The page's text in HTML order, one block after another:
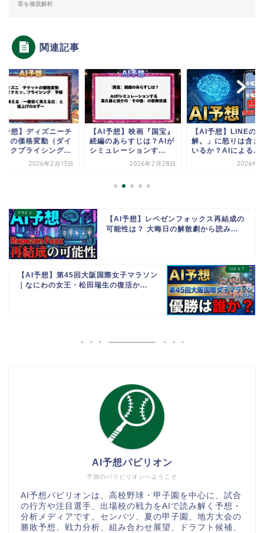
章を徹底解析
関連記事
予想】ディズニーチ
トの価格変動（ダイ
ックプライシング...
2026年2月13日
【AI予想】映画『国宝』
続編のあらすじは？AIが
シミュレーションす...
2026年2月28日
【AI予想】LINEの
解。」に怒りは含ま
いるか？AIによる...
2026年1
【AI予想】レペゼンフォックス再結成の
可能性は？ 大晦日の解散劇から読み...
【AI予想】第45回大阪国際女子マラソン
｜なにわの女王・松田瑞生の復活か...
予測のパリビリオンへようこそ
AI予想パビリオン
AI予想パビリオンは、高校野球・甲子園を中心に、試合
の行方や注目選手、出場校の戦力をAIで読み解く予想・
分析メディアです。センバツ、夏の甲子園、地方大会の
勝敗予想、戦力分析、組み合わせ展望、ドラフト候補、